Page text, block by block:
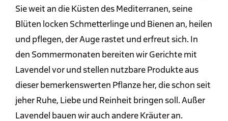
Sie weit an die Küsten des Mediterranen, seine
Blüten locken Schmetterlinge und Bienen an, heilen
und pflegen, der Auge rastet und erfreut sich. In
den Sommermonaten bereiten wir Gerichte mit
Lavendel vor und stellen nutzbare Produkte aus
dieser bemerkenswerten Pflanze her, die schon seit
jeher Ruhe, Liebe und Reinheit bringen soll. Außer
Lavendel bauen wir auch andere Kräuter an.